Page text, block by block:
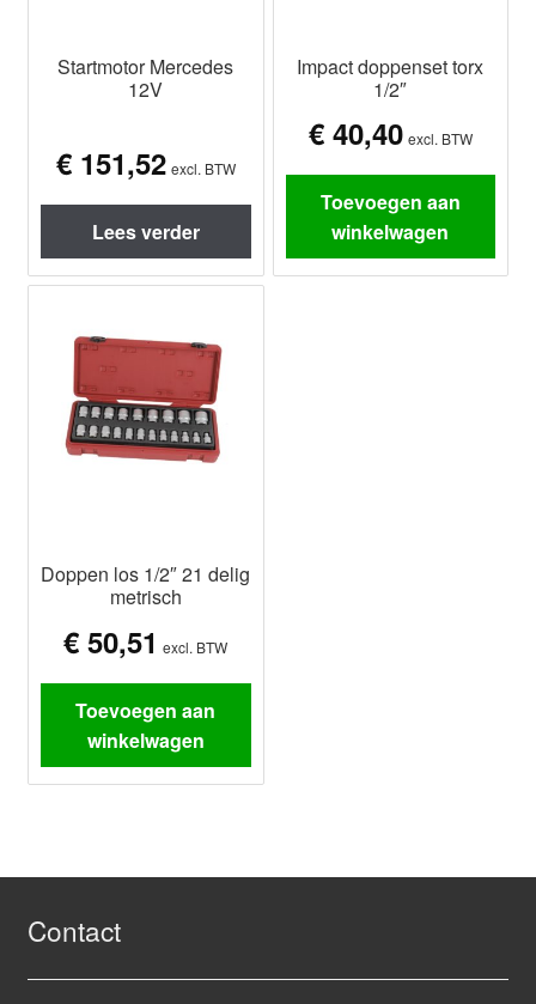
Startmotor Mercedes
12V
€151,52 excl. BTW
Lees verder
Impact doppenset torx
1/2″
€40,40 excl. BTW
Toevoegen aan
winkelwagen
Doppen los 1/2″ 21 delig
metrisch
€ 50,51 excl. BTW
Toevoegen aan
winkelwagen
Contact